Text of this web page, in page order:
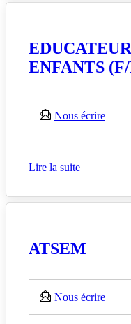
ENFANTS
Nous écrire
Lire la suite
ATSEM
Nous écrire